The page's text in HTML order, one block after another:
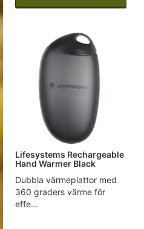
Lifesystems Rechargeable
Hand Warmer Black
Dubbla värmeplattor med
360 graders värme för
effe...